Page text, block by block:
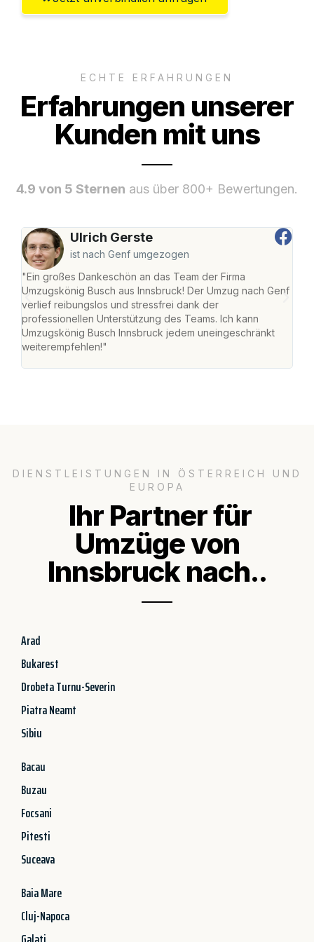
ECHTE ERFAHRUNGEN
Erfahrungen unserer
Kunden mit uns
4.9 von 5 Sternen aus über 800+ Bewertungen.
Ulrich Gerste
ist nach Genf umgezogen
"Ein großes Dankeschön an das Team der Firma
Umzugskönig Busch aus Innsbruck! Der Umzug nach Genf
verlief reibungslos und stressfrei dank der
professionellen Unterstützung des Teams. Ich kann
Umzugskönig Busch Innsbruck jedem uneingeschränkt
weiterempfehlen!"
DIENSTLEISTUNGEN IN ÖSTERREICH UND
EUROPA
Ihr Partner für
Umzüge von
Innsbruck nach..
Arad
Bukarest
Drobeta Turnu-Severin
Piatra Neamt
Sibiu
Bacau
Buzau
Focsani
Pitesti
Suceava
Baia Mare
Cluj-Napoca